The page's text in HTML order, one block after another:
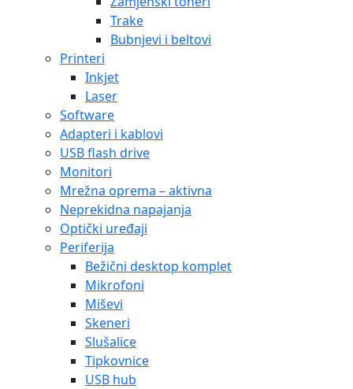
Trake
Bubnjevi i beltovi
Printeri
Inkjet
Laser
Software
Adapteri i kablovi
USB flash drive
Monitori
Mrežna oprema – aktivna
Neprekidna napajanja
Optički uređaji
Periferija
Bežični desktop komplet
Mikrofoni
Miševi
Skeneri
Slušalice
Tipkovnice
USB hub